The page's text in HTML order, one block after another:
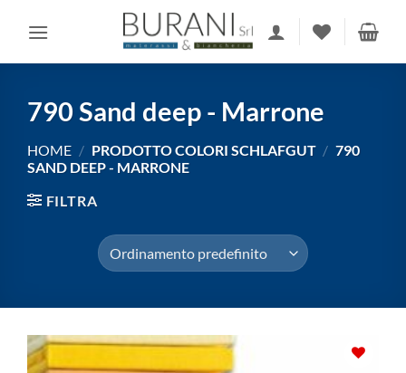
790 Sand deep - Marrone
HOME / PRODOTTO COLORI SCHLAFGUT / 790
SAND DEEP - MARRONE
FILTRA